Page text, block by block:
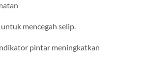
mencegah selip.
pintar meningkatkan